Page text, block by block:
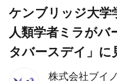
株式会社ブイ
ケンブリッジ大学
人類学者ミラがバ
タバースデイ」に